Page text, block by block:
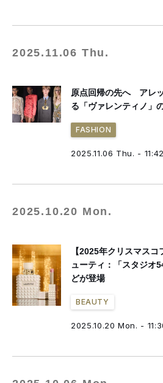
2025.11.06 Thu.
原点回帰の先へ アレ
る「ヴァレンティノ」
FASHION
2025.11.06 Thu. - 11:42
2025.10.20 Mon.
【2025年クリスマス
ューティ：「スタジオ
どが登場
BEAUTY
2025.10.20 Mon. -